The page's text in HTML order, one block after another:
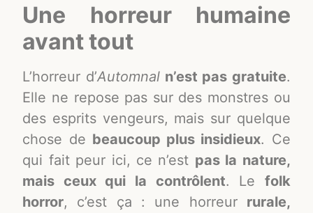
Une horreur humaine
avant tout
L’horreur d’Automnal n’est pas gratuite.
Elle ne repose pas sur des monstres ou
des esprits vengeurs, mais sur quelque
chose de beaucoup plus insidieux. Ce
qui fait peur ici, ce n’est pas la nature,
mais ceux qui la contrôlent. Le folk
horror, c’est ça : une horreur rurale,